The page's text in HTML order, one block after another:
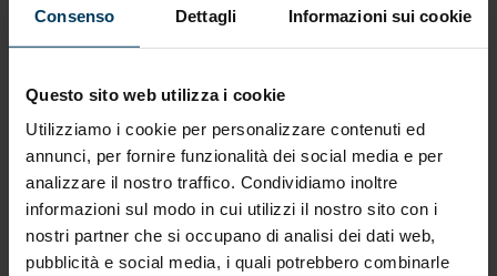
Consenso Dettagli Informazioni sui cookie
Questo sito web utilizza i cookie
Utilizziamo i cookie per personalizzare contenuti ed
annunci, per fornire funzionalità dei social media e per
analizzare il nostro traffico. Condividiamo inoltre
informazioni sul modo in cui utilizzi il nostro sito con i
nostri partner che si occupano di analisi dei dati web,
pubblicità e social media, i quali potrebbero combinarle